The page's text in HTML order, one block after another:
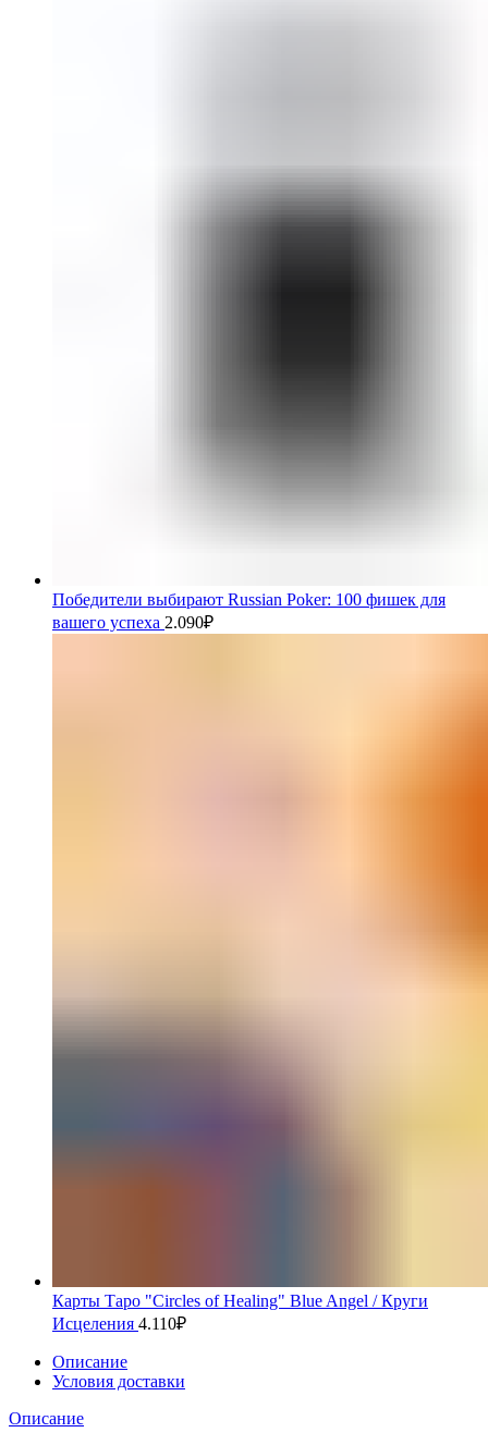
Победители выбирают Russian Poker: 100 фишек для
вашего успеха 2.090₽
Карты Таро "Circles of Healing" Blue Angel / Круги
Исцеления 4.110₽
Описание
Условия доставки
Описание